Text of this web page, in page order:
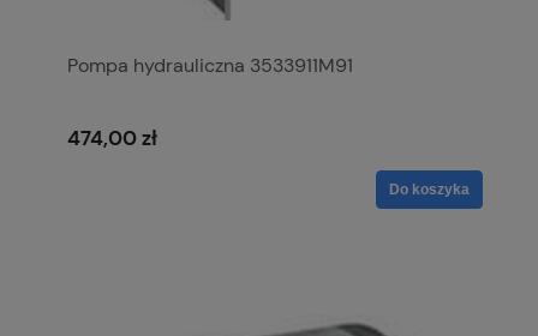
Pompa hydrauliczna 3533911M91
474,00 zł
Do koszyka